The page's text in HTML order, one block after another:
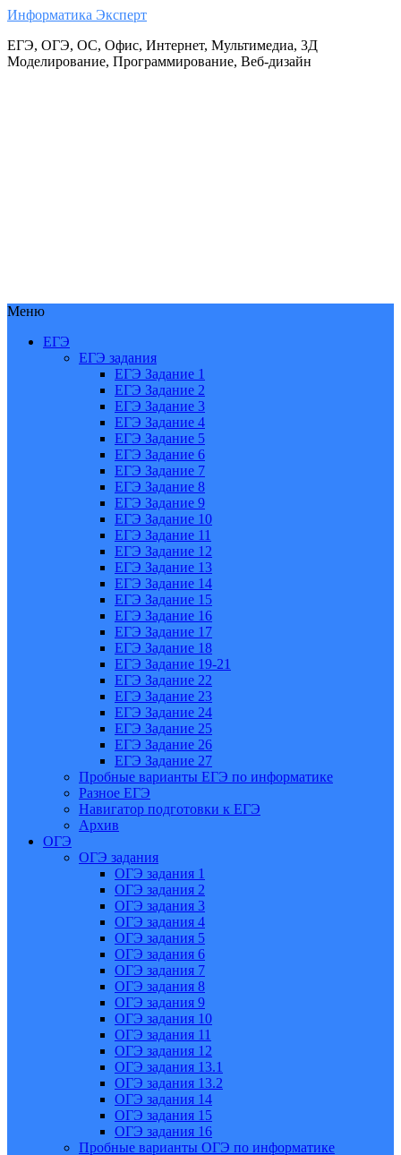
Информатика Эксперт
ЕГЭ, ОГЭ, ОС, Офис, Интернет, Мультимедиа, 3Д
Моделирование, Программирование, Веб-дизайн
Меню
ЕГЭ
ЕГЭ задания
ЕГЭ Задание 1
ЕГЭ Задание 2
ЕГЭ Задание 3
ЕГЭ Задание 4
ЕГЭ Задание 5
ЕГЭ Задание 6
ЕГЭ Задание 7
ЕГЭ Задание 8
ЕГЭ Задание 9
ЕГЭ Задание 10
ЕГЭ Задание 11
ЕГЭ Задание 12
ЕГЭ Задание 13
ЕГЭ Задание 14
ЕГЭ Задание 15
ЕГЭ Задание 16
ЕГЭ Задание 17
ЕГЭ Задание 18
ЕГЭ Задание 19-21
ЕГЭ Задание 22
ЕГЭ Задание 23
ЕГЭ Задание 24
ЕГЭ Задание 25
ЕГЭ Задание 26
ЕГЭ Задание 27
Пробные варианты ЕГЭ по информатике
Разное ЕГЭ
Навигатор подготовки к ЕГЭ
Архив
ОГЭ
ОГЭ задания
ОГЭ задания 1
ОГЭ задания 2
ОГЭ задания 3
ОГЭ задания 4
ОГЭ задания 5
ОГЭ задания 6
ОГЭ задания 7
ОГЭ задания 8
ОГЭ задания 9
ОГЭ задания 10
ОГЭ задания 11
ОГЭ задания 12
ОГЭ задания 13.1
ОГЭ задания 13.2
ОГЭ задания 14
ОГЭ задания 15
ОГЭ задания 16
Пробные варианты ОГЭ по информатике